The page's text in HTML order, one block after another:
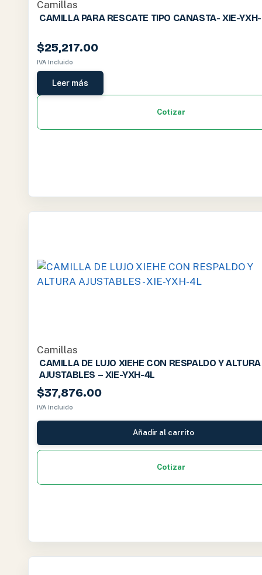
Camillas
CAMILLA PARA RESCATE TIPO CANASTA- XIE-
$25,217.00
IVA Incluido
Leer más
Cotizar
Camillas
CAMILLA DE LUJO XIEHE CON RESPALDO Y ALTURA
AJUSTABLES – XIE-YXH-4L
$37,876.00
IVA Incluido
Añadir al carrito
Cotizar